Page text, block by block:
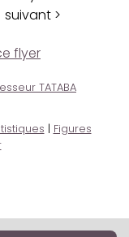
suivant >
flyer
TATABA
| Figures